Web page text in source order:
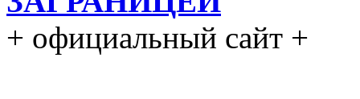
+ официальный сайт +